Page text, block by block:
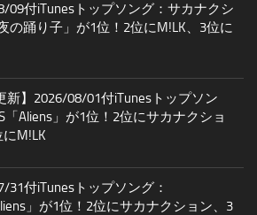
09付iTunesトップソング：サカナクシ
の踊り子」が1位！2位にM!LK、3位に
新】2026/08/01付iTunesトップソン
「Aliens」が1位！2位にサカナクショ
M!LK
31付iTunesトップソング：
」が1位！2位にサカナクション、3